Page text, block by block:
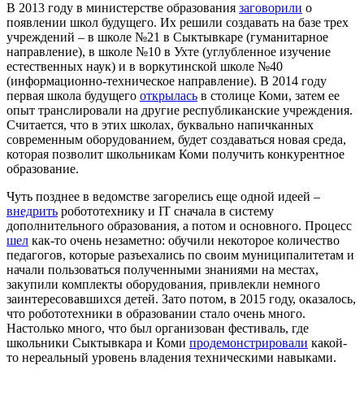
В 2013 году в министерстве образования заговорили о
появлении школ будущего. Их решили создавать на базе трех
учреждений – в школе №21 в Сыктывкаре (гуманитарное
направление), в школе №10 в Ухте (углубленное изучение
естественных наук) и в воркутинской школе №40
(информационно-техническое направление). В 2014 году
первая школа будущего открылась в столице Коми, затем ее
опыт транслировали на другие республиканские учреждения.
Считается, что в этих школах, буквально напичканных
современным оборудованием, будет создаваться новая среда,
которая позволит школьникам Коми получить конкурентное
образование.
Чуть позднее в ведомстве загорелись еще одной идеей –
внедрить робототехнику и IT сначала в систему
дополнительного образования, а потом и основного. Процесс
шел как-то очень незаметно: обучили некоторое количество
педагогов, которые разъехались по своим муниципалитетам и
начали пользоваться полученными знаниями на местах,
закупили комплекты оборудования, привлекли немного
заинтересовавшихся детей. Зато потом, в 2015 году, оказалось,
что робототехники в образовании стало очень много.
Настолько много, что был организован фестиваль, где
школьники Сыктывкара и Коми продемонстрировали какой-
то нереальный уровень владения техническими навыками.